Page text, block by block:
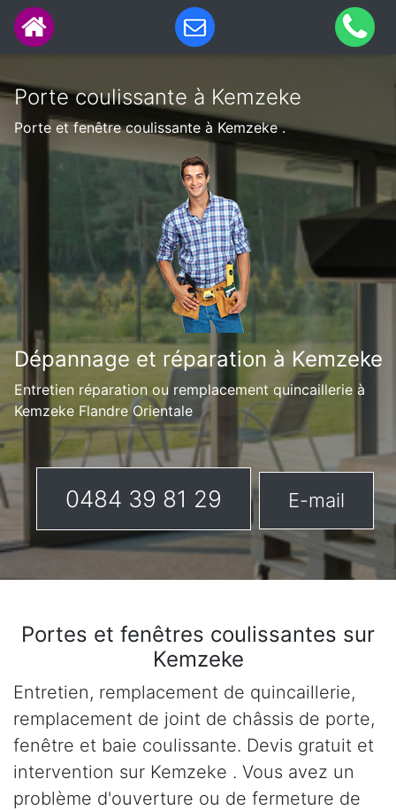
Porte coulissante à Kemzeke
Porte et fenêtre coulissante à Kemzeke .
Dépannage et réparation à Kemzeke
Entretien réparation ou remplacement quincaillerie à
Kemzeke Flandre Orientale
0484 39 81 29 E-mail
Portes et fenêtres coulissantes sur
Kemzeke
Entretien, remplacement de quincaillerie,
remplacement de joint de châssis de porte,
fenêtre et baie coulissante. Devis gratuit et
intervention sur Kemzeke . Vous avez un
problème d'ouverture ou de fermeture de